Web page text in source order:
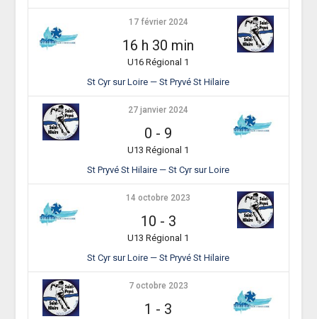
17 février 2024
16 h 30 min
U16 Régional 1
St Cyr sur Loire — St Pryvé St Hilaire
27 janvier 2024
0 - 9
U13 Régional 1
St Pryvé St Hilaire — St Cyr sur Loire
14 octobre 2023
10 - 3
U13 Régional 1
St Cyr sur Loire — St Pryvé St Hilaire
7 octobre 2023
1 - 3